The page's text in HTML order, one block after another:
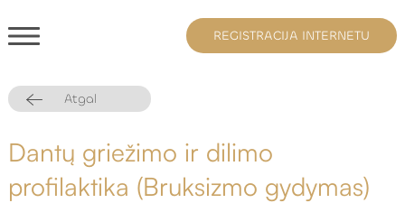
REGISTRACIJA INTERNETU
Atgal
Dantų griežimo ir dilimo
profilaktika (Bruksizmo gydymas)